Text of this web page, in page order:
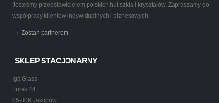
Jesteśmy przedstawicielem polskich hut szkła i kryształów. Zapraszamy do
współpracy klientów indywidualnych i biznesowych.
Zostań partnerem
SKLEP STACJONARNY
Iga Glass
Turek 44
05-306 Jakubów